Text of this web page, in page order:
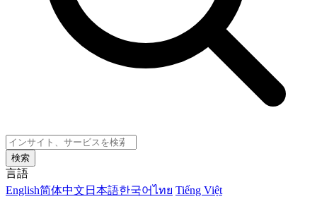
検索
言語
English简体中文 日本語한국어ไทย Tiếng Việt